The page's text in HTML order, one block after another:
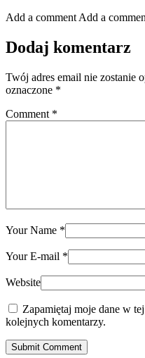
Add a comment Add a
Dodaj komentarz
Twój adres email nie zostanie
oznaczone *
Comment *
Your Name *
Your E-mail *
Website
Zapamiętaj moje dane w
kolejnych komentarzy.
Submit Comment